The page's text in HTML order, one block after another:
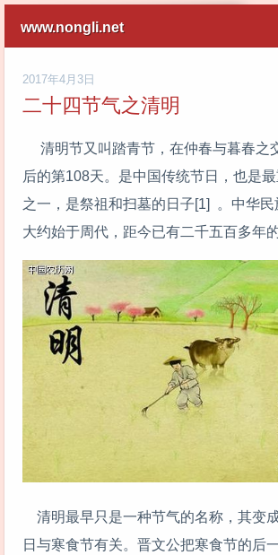
www.nongli.net
2017年4月3日
二十四节气之清明
清明节又叫踏青节，在仲春与暮春之
后的第108天。是中国传统节日，也是
之一，是祭祖和扫墓的日子[1] 。中华
大约始于周代，距今已有二千五百多年的
清明最早只是一种节气的名称，其变
日与寒食节有关。晋文公把寒食节的后